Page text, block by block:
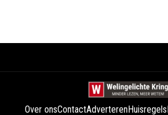
Over onsContactAdverterenHuisregels